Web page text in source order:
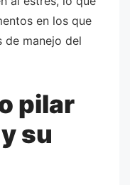
en los que
de manejo del
pilar
su